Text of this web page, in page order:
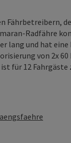
Fährbetreibern,
Radfähre
lang und hat eine
von 2x
für 12 Fahrgäste